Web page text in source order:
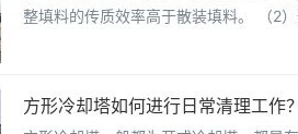
整填料的传质效率高于散装填料。 （2
方形冷却塔如何进行日常清理工作